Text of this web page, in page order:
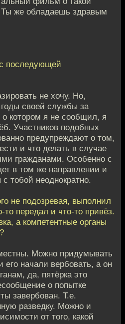
же обладаешь здравым
с последующей
не хочу. Но,
своей службы за
о котором я не сообщил, я
Участников подобных
предупреждают о том,
и что делать в случае
гражданами. Особенно с
в том же направлении и
тобой неоднократно.
не подозревая, выполнил
передал и что-то привёз.
а компетентные органы
Можно придумывать
его начали вербовать, а он
да, пятёрка это
о попытке
завербован. Т.е.
разведку. Можно и
от того, какой